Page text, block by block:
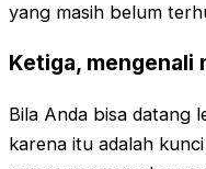
yang masih belum
Ketiga, mengenali
Bila Anda bisa datang
karena itu adalah